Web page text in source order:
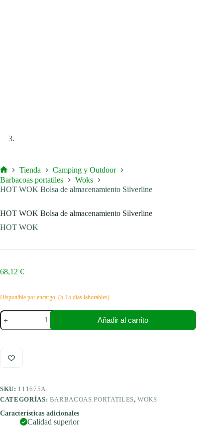
Inicio
Tienda
Camping y Outdoor
Barbacoas portatiles
Woks
HOT WOK Bolsa de almacenamiento Silverline
HOT WOK Bolsa de almacenamiento Silverline
HOT WOK
68,12 €
Disponible por encargo. (5-15 días laborables)
HOT
WOK
Bolsa
almacenamiento
Silverline
cantidad
Añadir al carrito
SKU: 111675A
CATEGORÍAS: BARBACOAS PORTATILES,WOKS
Características adicionales
Calidad superior